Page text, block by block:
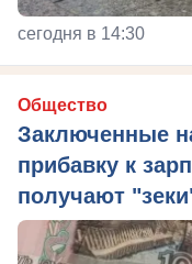
сегодня в 14:30
Общество
Заключенные
прибавку к
получают